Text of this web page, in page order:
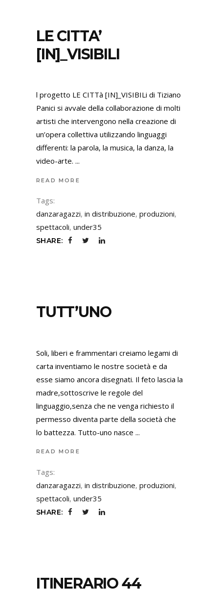
LE CITTA’
[IN]_VISIBILI
l progetto LE CITTà [IN]_VISIBILi di Tiziano
Panici si avvale della collaborazione di molti
artisti che intervengono nella creazione di
un’opera collettiva utilizzando linguaggi
differenti: la parola, la musica, la danza, la
video-arte.
READ MORE
Tags:
danzaragazzi, in distribuzione, produzioni,
spettacoli, under35
SHARE:
TUTT’UNO
Soli, liberi e frammentari creiamo legami di
carta inventiamo le nostre società e da
esse siamo ancora disegnati. Il feto lascia la
madre,sottoscrive le regole del
linguaggio,senza che ne venga richiesto il
permesso diventa parte della società che
lo battezza. Tutto-uno nasce
READ MORE
Tags:
danzaragazzi, in distribuzione, produzioni,
spettacoli, under35
SHARE:
ITINERARIO 44